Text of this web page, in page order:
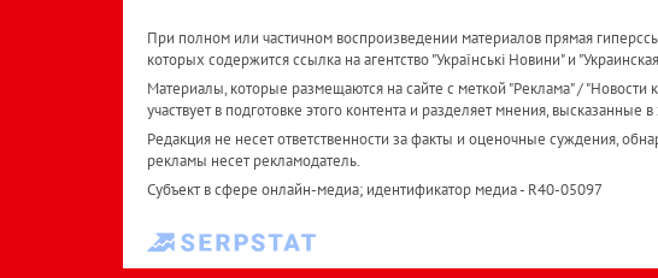
При полном или частичном воспроизведении материалов прямая
которых содержится ссылка на агентство "Українськi Новини" и
Материалы, которые размещаются на сайте с меткой "Реклама" /
участвует в подготовке этого контента и разделяет мнения, высказанные
Редакция не несет ответственности за факты и оценочные суждения,
рекламы несет рекламодатель.
Субъект в сфере онлайн-медиа; идентификатор медиа - R40-05097